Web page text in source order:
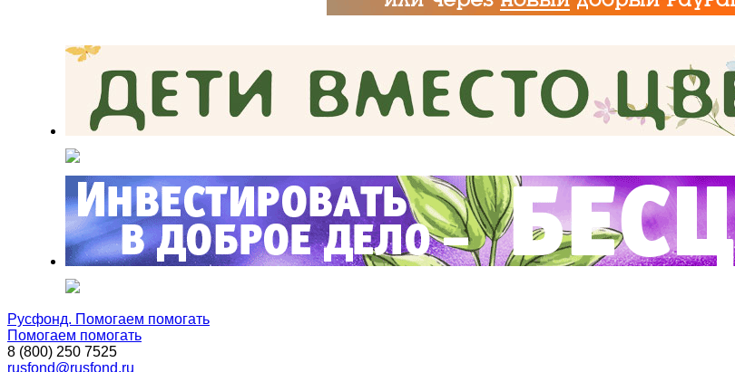
Русфонд. Помогаем помогать
Помогаем помогать
8 (800) 250 7525
rusfond@rusfond.ru